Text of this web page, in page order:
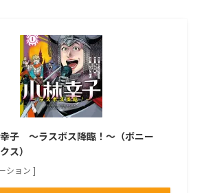
子 ～ラスボス降臨！～（ボニー
ス）
ション ]